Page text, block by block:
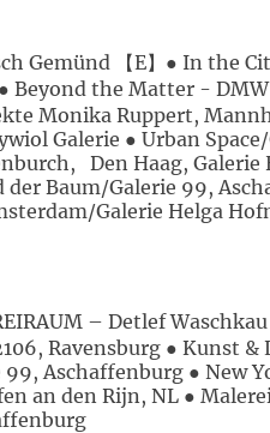
Gemünd 【E】● In the
Beyond the Matter -
Monika Ruppert,
Galerie ● Urban
Den Haag,
Baum/Galerie 99,
Galerie Helga
– Detlef
Ravensburg ● Kunst
Aschaffenburg ● New
an den Rijn, NL ●